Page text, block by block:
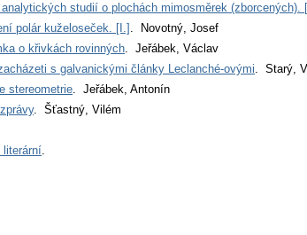
analytických studií o plochách mimosměrek (zborcených).
polár kuželoseček. [I.]. Novotný, Josef
o křivkách rovinných. Jeřábek, Václav
s galvanickými články Leclanché-ovými. Starý,
stereometrie. Jeřábek, Antonín
. Šťastný, Vilém
.